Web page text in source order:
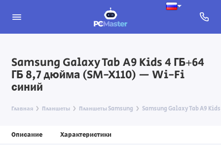
Samsung Galaxy Tab A9 Kids 4 ГБ+64
ГБ 8,7 дюйма (SM-X110) — Wi-Fi
синий
Главная Планшеты Планшеты Samsung Samsung Galaxy Tab A9
Описание Характеристики